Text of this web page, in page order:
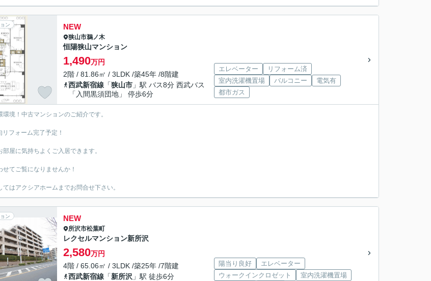
ン NEW
狭山市鵜ノ木
恒陽狭山マンション
1,490万円
2階 / 81.86㎡ / 3LDK /築45年 /8階建
西武新宿線 「狭山市 」駅 バス8分 西武バス
「入間黒須団地」 停歩6分
エレベーター
リフォーム済
室内洗濯機置場
バルコニー
電気有
都市ガス
環境！中古マンションのご紹介です。
フォーム完了予定！
部屋に気持ちよくご入居できます。
せてご覧になりませんか！
てはアクシアホームまでお問合せ下さい。
ン NEW
所沢市松葉町
レクセルマンション新所沢
2,580万円
4階 / 65.06㎡ / 3LDK /築25年 /7階建
西武新宿線 「新所沢 」駅 徒歩6分
陽当り良好
エレベーター
ウォークインクロゼット
室内洗濯機置場